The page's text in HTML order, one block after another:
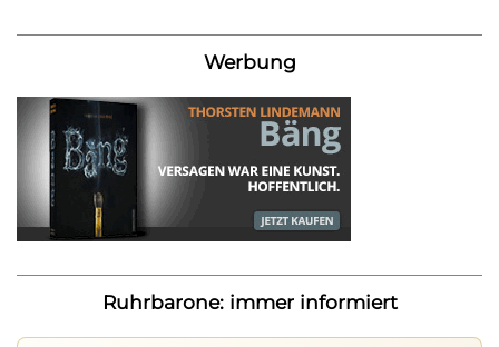
Werbung
Ruhrbarone: immer informiert